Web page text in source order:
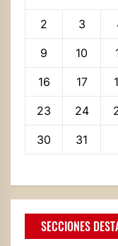
2 3
9 10
16 17
23 24
30
31
SECCIONES